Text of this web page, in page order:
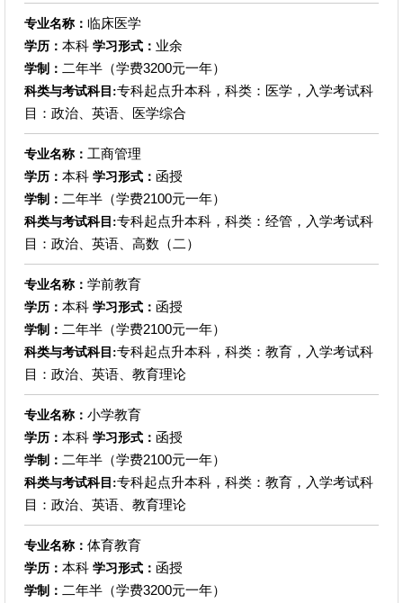
专业名称： 临床医学
学历： 本科 学习形式： 业余
学制： 二年半（学费3200元一年）
科类与考试科目:专科起点升本科，科类：医学，入学考试科
目：政治、英语、医学综合
专业名称： 工商管理
学历： 本科 学习形式： 函授
学制： 二年半（学费2100元一年）
科类与考试科目:专科起点升本科，科类：经管，入学考试科
目：政治、英语、高数（二）
专业名称： 学前教育
学历： 本科 学习形式： 函授
学制： 二年半（学费2100元一年）
科类与考试科目:专科起点升本科，科类：教育，入学考试科
目：政治、英语、教育理论
专业名称： 小学教育
学历： 本科 学习形式： 函授
学制： 二年半（学费2100元一年）
科类与考试科目:专科起点升本科，科类：教育，入学考试科
目：政治、英语、教育理论
专业名称： 体育教育
学历： 本科 学习形式： 函授
学制： 二年半（学费3200元一年）